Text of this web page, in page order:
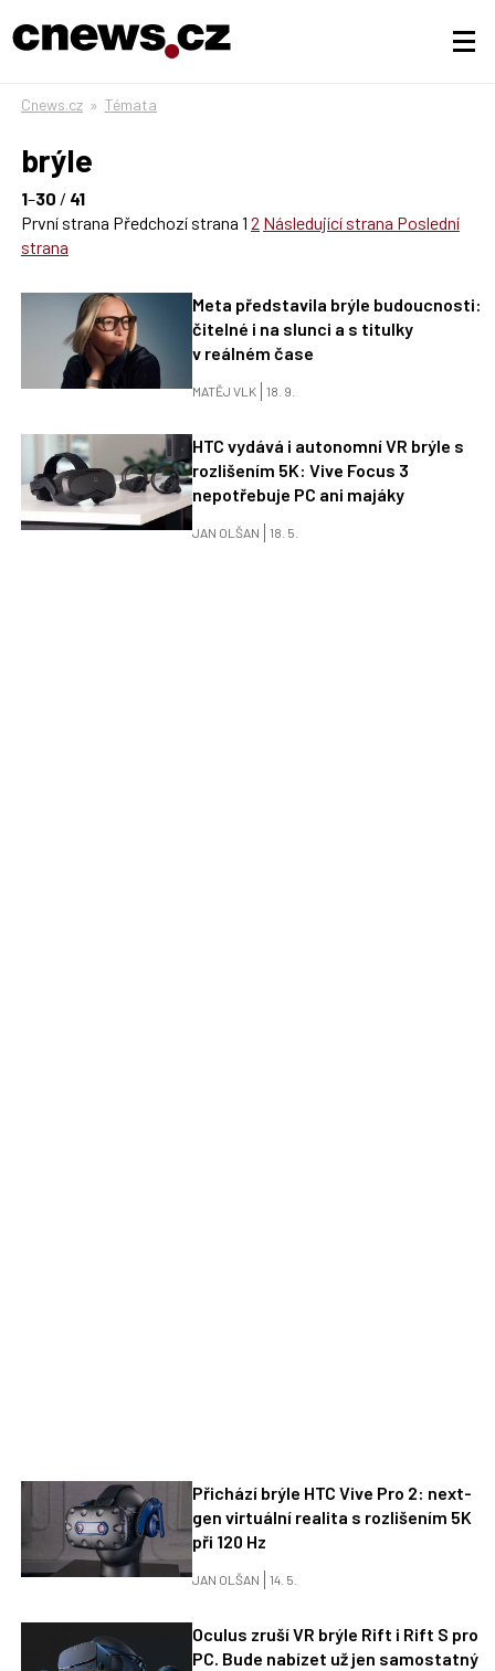
Cnews.cz » Témata
brýle
1–30 / 41
První strana Předchozí strana 1 2 Následující strana Poslední
strana
Meta představila brýle budoucnosti:
čitelné i na slunci a s titulky
v reálném čase
MATĚJ VLK 18. 9.
HTC vydává i autonomní VR brýle s
rozlišením 5K: Vive Focus 3
nepotřebuje PC ani majáky
JAN OLŠAN 18. 5.
Přichází brýle HTC Vive Pro 2: next-
gen virtuální realita s rozlišením 5K
při 120 Hz
JAN OLŠAN 14. 5.
Oculus zruší VR brýle Rift i Rift S pro
PC. Bude nabízet už jen samostatný